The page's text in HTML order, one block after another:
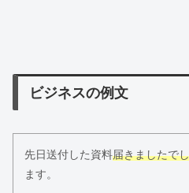
ビジネスの例文
先日送付した資料届きましたで
ます。